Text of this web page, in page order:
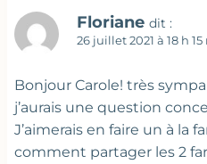
Floriane dit :
26 juillet 2021 à 18 h
Bonjour Carole! très
j’aurais une question
J’aimerais en faire un à la
comment partager les 2